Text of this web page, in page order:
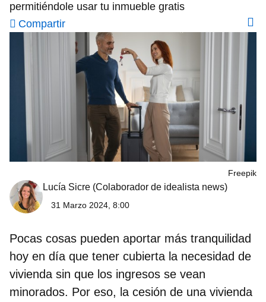
permitiéndole usar tu inmueble gratis
Compartir
Freepik
Lucía Sicre (Colaborador de idealista news)
31 Marzo 2024, 8:00
Pocas cosas pueden aportar más tranquilidad
hoy en día que tener cubierta la necesidad de
vivienda sin que los ingresos se vean
minorados. Por eso, la cesión de una vivienda